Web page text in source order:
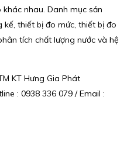
nhau. Danh mục sản
thiết bị đo mức, thiết bị đo
tích chất lượng nước và hệ
KT Hưng Gia Phát
: 0938 336 079 / Email :